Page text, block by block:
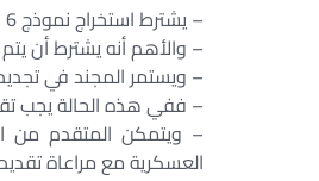
– يشترط استخراج نموذج 6 جند وهو النموذج الخاص بالخدمة العسكرية ويجب أن تكون هذه الشهادة مغلفة.
– والأهم أنه يشترط أن
– ويستمر المجند في
– ففي هذه الحالة يجب
– ويتمكن المتقدم من
العسكرية مع مراعاة